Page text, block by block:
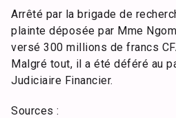
Arrêté par la brigade de
plainte déposée par Mme
versé 300 millions de francs
Malgré tout, il a été déféré au
Judiciaire Financier.
Sources :